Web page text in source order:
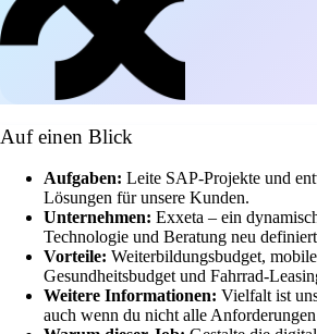
Auf einen Blick
Aufgaben: Leite SAP-Projekte und
Lösungen für unsere Kunden.
Unternehmen: Exxeta – ein
Technologie und Beratung neu
Vorteile: Weiterbildungsbudget,
Gesundheitsbudget und Fahrrad-
Weitere Informationen: Vielfalt ist
auch wenn du nicht alle